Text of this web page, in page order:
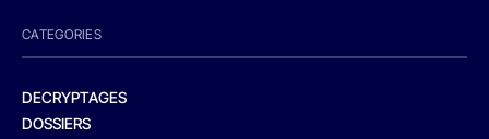
CATEGORIES
DECRYPTAGES
DOSSIERS